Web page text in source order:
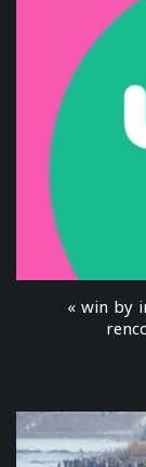
« win by